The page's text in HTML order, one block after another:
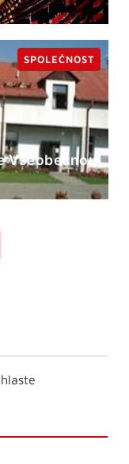
Všeobecnou
SPOLEČNOST